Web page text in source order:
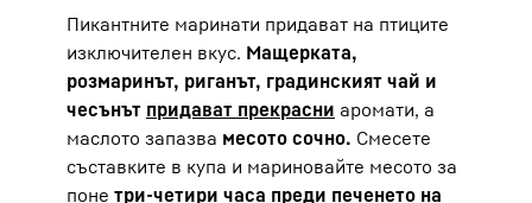
Пикантните маринати придават на птиците
изключителен вкус. Мащерката,
розмаринът, риганът, градинският чай и
чесънът придават прекрасни аромати, а
маслото запазва месото сочно. Смесете
съставките в купа и мариновайте месото за
поне три-четири часа преди печенето на